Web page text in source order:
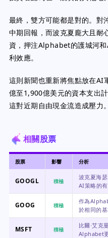
最終，雙方可能都是對的。對
中期回報，而波克夏龐大且耐
資，押注Alphabet的護城河
利效應。
這則新聞也重新將焦點放在
億至1,900億美元的資本支出
這對近期自由現金流造成壓力。
相關股票
股票 影響 分析
GOOGL 積極
波克夏海
AI策略的
信任票。
GOOG 積極
作為
於相同的
司的整體
MSFT 積極
比爾·艾克
Alphabet